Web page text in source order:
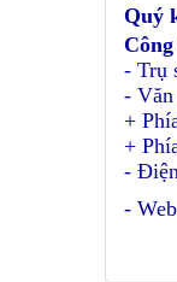
Quý
- Trụ
-
+
+
-
-